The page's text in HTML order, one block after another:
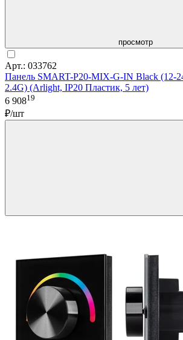
просмотр
Арт.: 033762
Панель SMART-P20-MIX-G-IN Black (12-
2.4G) (Arlight, IP20 Пластик, 5 лет)
6 90819
₽/шт